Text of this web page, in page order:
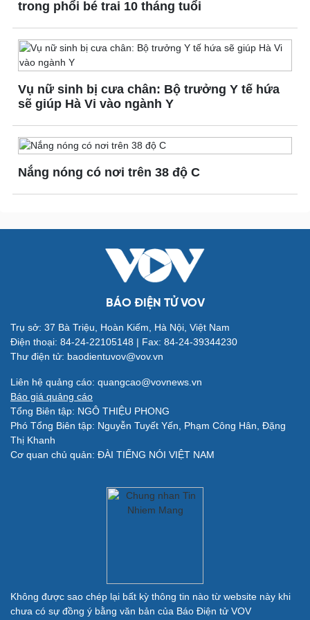
Đời sống
Nhà đẹp
Tình yêu - Gia đình
Blog
Văn hóa
Sân khấu - Điện ảnh
Văn học
Âm nhạc
Di sản
Sao Việt
Du lịch
Tư vấn
Săn Tour
check-in
Quân sự - Quốc phòng
Vũ khí
trong phổi bé trai 10 tháng tuổi
Vụ nữ sinh bị cưa chân: Bộ trưởng Y tế hứa
sẽ giúp Hà Vi vào ngành Y
Nắng nóng có nơi trên 38 độ C
BÁO ĐIỆN TỬ VOV
Trụ sở: 37 Bà Triệu, Hoàn Kiếm, Hà Nội, Việt Nam
Điện thoại: 84-24-22105148 | Fax: 84-24-39344230
Thư điện tử: baodientuvov@vov.vn
Liên hệ quảng cáo: quangcao@vovnews.vn
Báo giá quảng cáo
Tổng Biên tập: NGÔ THIỆU PHONG
Phó Tổng Biên tập: Nguyễn Tuyết Yến, Phạm Công Hân, Đặng
Thị Khanh
Cơ quan chủ quản: ĐÀI TIẾNG NÓI VIỆT NAM
Không được sao chép lại bất kỳ thông tin nào từ website này khi
chưa có sự đồng ý bằng văn bản của Báo Điện tử VOV